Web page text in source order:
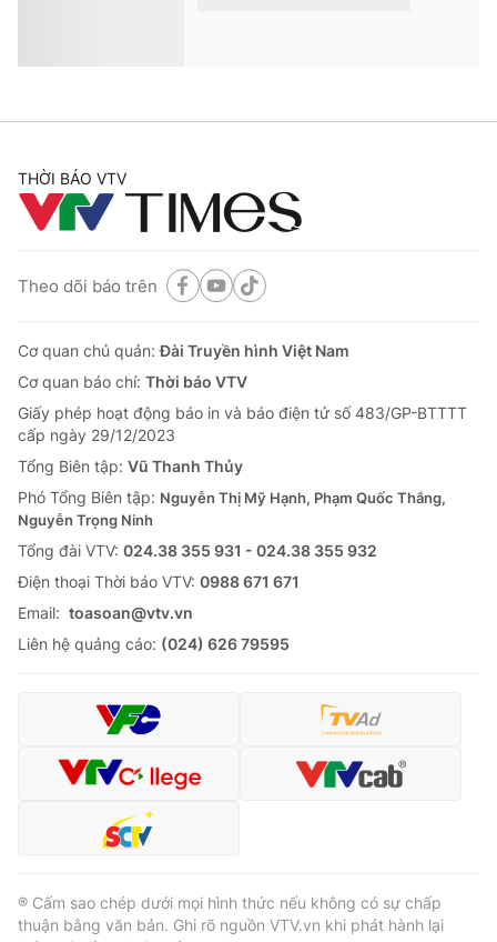
sản phẩm bảo hiểm từ nhu cầu thực tế của
khách hàng
VTV.vn - Generali Việt Nam khẳng định sứ mệnh lấy
khách hàng làm trọng tâm thông qua việc phát triển
các giải pháp bảo hiểm linh hoạt và phù hợp với...
Chủ tịch Tập đoàn Đèo Cả Hồ Minh
đường”
VTV.vn - Doanh nhân Hồ Minh Hoàng đã lựa chọn con